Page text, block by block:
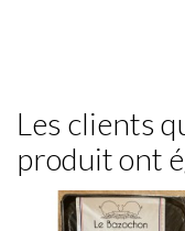
Les clients
produit ont